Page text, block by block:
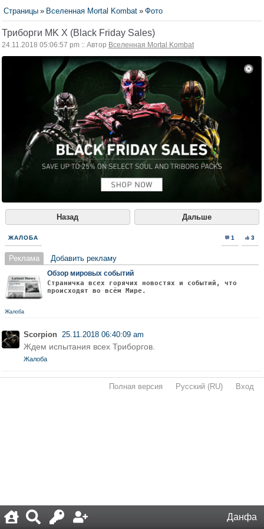
Данфа
Страницы » Вселенная Mortal Kombat » Фото
Триборги MK X (Black Friday Sales)
24.11.2018 05:06:57 pm :: Автор Вселенная Mortal Kombat
Назад Дальше
ЖАЛОБА 1 3
Реклама Добавить рекламу
Обзор мировых событий
Страничка всех горячих новостях и событий, что
происходят во всём Мире.
Жалоба
Scorpion 25.11.2018 06:40:09 am
Ждем испытания всех Триборгов.
Жалоба
Полная версия Русский (RU) Вход